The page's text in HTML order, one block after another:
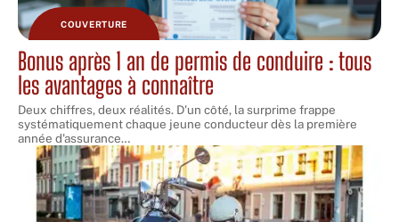
COUVERTURE
Bonus après 1 an de permis de conduire : tous
les avantages à connaître
Deux chiffres, deux réalités. D'un côté, la surprime frappe
systématiquement chaque jeune conducteur dès la première
année d'assurance…